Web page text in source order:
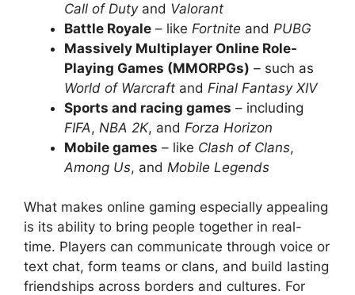
Call of Dutyand Valorant
Battle Royale – like Fortnite and PUBG
Massively Multiplayer Online Role-
Playing Games (MMORPGs) – such as
World of Warcraft and Final Fantasy XIV
Sports and racing games – including
FIFA, NBA 2K, and Forza Horizon
Mobile games – like Clash of Clans,
Among Us, and Mobile Legends
What makes online gaming especially appealing
is its ability to bring people together in real-
time. Players can communicate through voice or
text chat, form teams or clans, and build lasting
friendships across borders and cultures. For